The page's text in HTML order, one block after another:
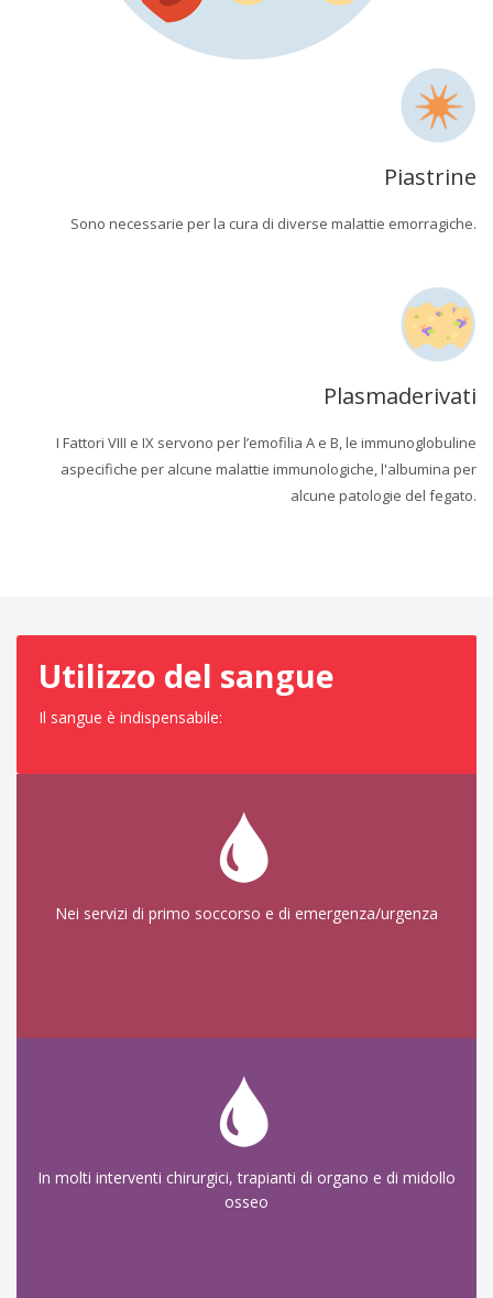
Piastrine
Sono necessarie per la cura di diverse malattie emorragiche.
Plasmaderivati
I Fattori VIII e IX servono per l’emofilia A e B, le immunoglobuline
aspecifiche per alcune malattie immunologiche, l'albumina per
alcune patologie del fegato.
Utilizzo del sangue
Il sangue è indispensabile:
Nei servizi di primo soccorso e di emergenza/urgenza
In molti interventi chirurgici, trapianti di organo e di midollo
osseo